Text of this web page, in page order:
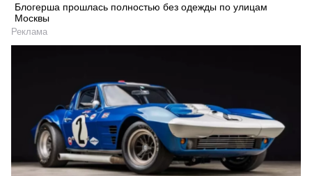
Блогерша прошлась полностью без одежды по улицам
Москвы
Реклама